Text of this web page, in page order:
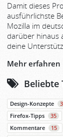
Damit dieses
ausführlichste
Mozilla im
darüber hinaus
deine
Mehr erfahren
Beliebte
Design-Konzepte
Firefox-Tipps
35
Kommentare
15